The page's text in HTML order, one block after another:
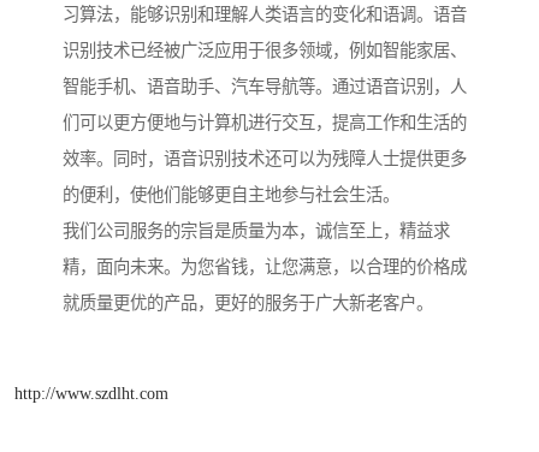
习算法，能够识别和理解人类语言的变化和语调。语音
识别技术已经被广泛应用于很多领域，例如智能家居、
智能手机、语音助手、汽车导航等。通过语音识别，人
们可以更方便地与计算机进行交互，提高工作和生活的
效率。同时，语音识别技术还可以为残障人士提供更多
的便利，使他们能够更自主地参与社会生活。
我们公司服务的宗旨是质量为本，诚信至上，精益求
精，面向未来。为您省钱，让您满意，以合理的价格成
就质量更优的产品，更好的服务于广大新老客户。
http://www.szdlht.com